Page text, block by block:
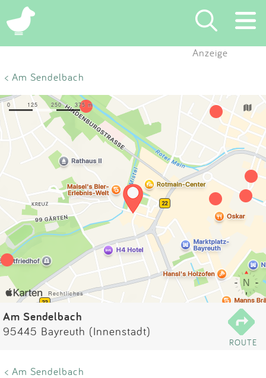
×
Eintragen
App
Blog
Partner
Kontakt
Impressum
Anzeige
< Am Sendelbach
Am Sendelbach
95445 Bayreuth (Innenstadt)
ROUTE
< Am Sendelbach